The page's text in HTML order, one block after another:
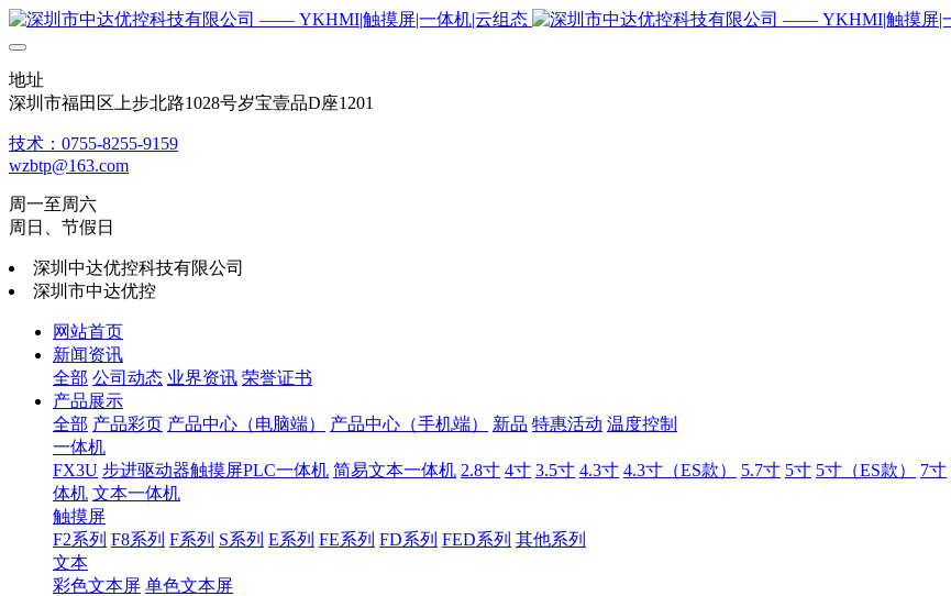
地址
深圳市福田区上步北路1028号岁宝壹品D座1201
技术：0755-8255-9159
wzbtp@163.com
周一至周六
周日、节假日
深圳中达优控科技有限公司
深圳市中达优控
网站首页
新闻资讯
全部 公司动态 业界资讯 荣誉证书
产品展示
全部 产品彩页 产品中心（电脑端） 产品中心（手机端） 新品 特惠活动 温度控制
一体机
FX3U 步进驱动器触摸屏PLC一体机 简易文本一体机 2.8寸 4寸 3.5寸 4.3寸 4.3寸（ES款） 5.7寸 5寸 5寸（ES款） 7寸
体机 文本一体机
触摸屏
F2系列 F8系列 F系列 S系列 E系列 FE系列 FD系列 FED系列 其他系列
文本
彩色文本屏 单色文本屏